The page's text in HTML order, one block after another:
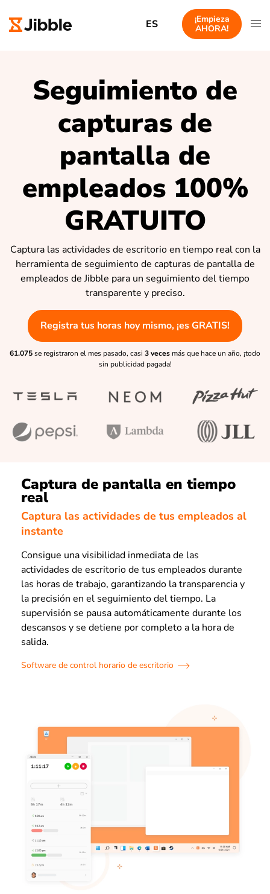
ES
¡Empieza
AHORA!
Seguimiento de
capturas de
pantalla de
empleados 100%
GRATUITO
Captura las actividades de escritorio en tiempo real con la
herramienta de seguimiento de capturas de pantalla de
empleados de Jibble para un seguimiento del tiempo
transparente y preciso.
Registra tus horas hoy mismo, ¡es GRATIS!
61.075se registraron el mes pasado, casi 3 veces más que hace un año, ¡todo
sin publicidad pagada!
Captura de pantalla en tiempo
real
Captura las actividades de tus empleados al
instante
Consigue una visibilidad inmediata de las
actividades de escritorio de tus empleados durante
las horas de trabajo, garantizando la transparencia y
la precisión en el seguimiento del tiempo. La
supervisión se pausa automáticamente durante los
descansos y se detiene por completo a la hora de
salida.
Software de control horario de escritorio